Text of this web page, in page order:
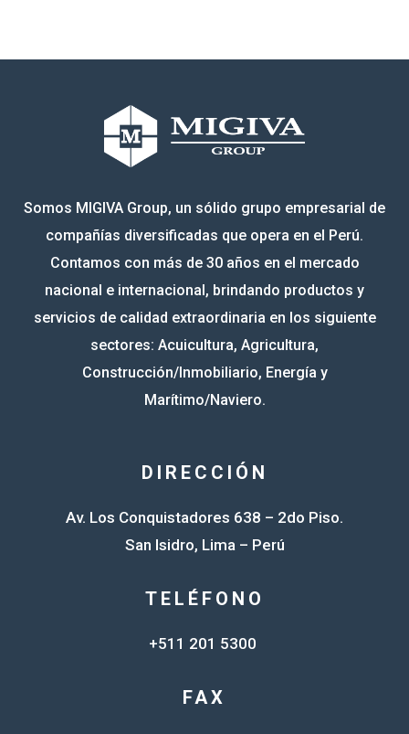
Somos MIGIVA Group, un sólido grupo empresarial de
compañías diversificadas que opera en el Perú.
Contamos con más de 30 años en el mercado
nacional e internacional, brindando productos y
servicios de calidad extraordinaria en los siguiente
sectores: Acuicultura, Agricultura,
Construcción/Inmobiliario, Energía y
Marítimo/Naviero.
DIRECCIÓN
Av. Los Conquistadores 638 – 2do Piso.
San Isidro, Lima – Perú
TELÉFONO
+511 201 5300
FAX